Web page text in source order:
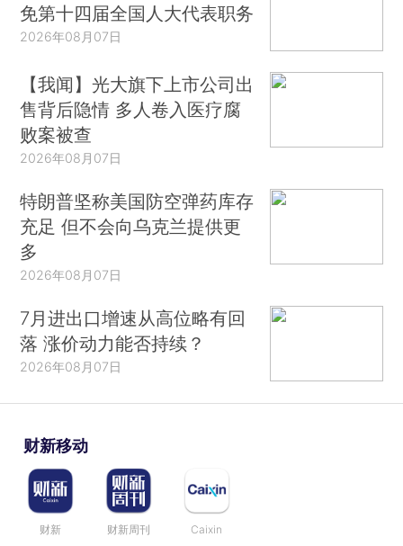
免第十四届全国人大代表职务
2026年08月07日
【我闻】光大旗下上市公司出
售背后隐情 多人卷入医疗腐
败案被查
2026年08月07日
特朗普坚称美国防空弹药库存
充足 但不会向乌克兰提供更
多
2026年08月07日
7月进出口增速从高位略有回
落 涨价动力能否持续？
2026年08月07日
财新移动
财新 财新周刊 Caixin